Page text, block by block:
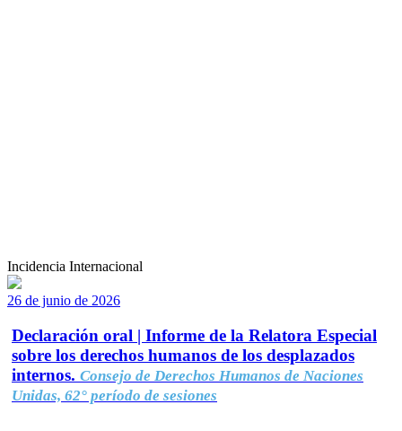
Incidencia Internacional
26 de junio de 2026
Declaración oral | Informe de la Relatora Especial
sobre los derechos humanos de los desplazados
internos. Consejo de Derechos Humanos de Naciones
Unidas, 62° período de sesiones